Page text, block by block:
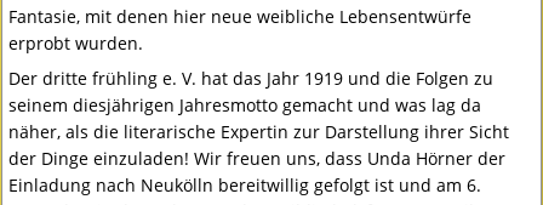
Fantasie, mit denen hier neue weibliche Lebensentwürfe
erprobt wurden.
Der dritte frühling e. V. hat das Jahr 1919 und die Folgen zu
seinem diesjährigen Jahresmotto gemacht und was lag da
näher, als die literarische Expertin zur Darstellung ihrer Sicht
der Dinge einzuladen! Wir freuen uns, dass Unda Hörner der
Einladung nach Neukölln bereitwillig gefolgt ist und am 6.